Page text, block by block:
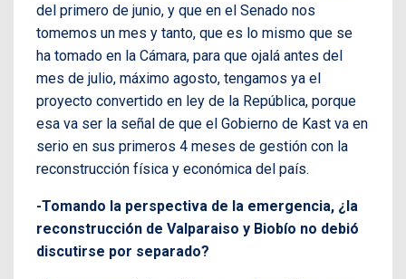
del primero de junio, y que en el Senado nos
tomemos un mes y tanto, que es lo mismo que se
ha tomado en la Cámara, para que ojalá antes del
mes de julio, máximo agosto, tengamos ya el
proyecto convertido en ley de la República, porque
esa va ser la señal de que el Gobierno de Kast va en
serio en sus primeros 4 meses de gestión con la
reconstrucción física y económica del país.
-Tomando la perspectiva de la emergencia, ¿la
reconstrucción de Valparaiso y Biobío no debió
discutirse por separado?